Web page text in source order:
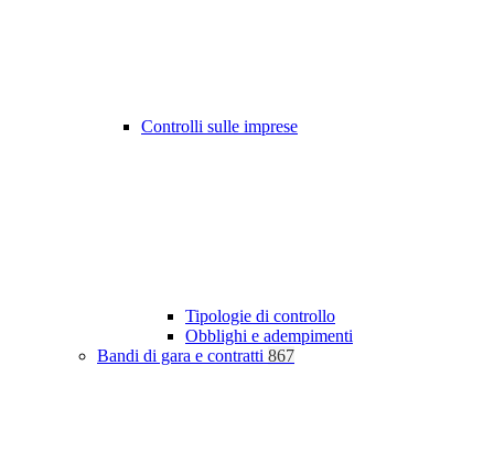
Controlli sulle imprese
Tipologie di controllo
Obblighi e adempimenti
Bandi di gara e contratti 867